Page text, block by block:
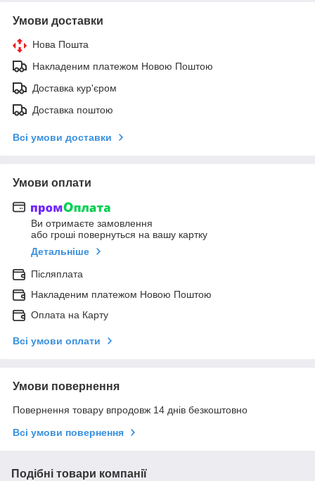
Умови доставки
Нова Пошта
Накладеним платежом Новою Поштою
Доставка кур'єром
Доставка поштою
Всі умови доставки
Умови оплати
Ви отримаєте замовлення
або гроші повернуться на вашу картку
Детальніше
Післяплата
Накладеним платежом Новою Поштою
Оплата на Карту
Всі умови оплати
Умови повернення
Повернення товару впродовж 14 днів безкоштовно
Всі умови повернення
Подібні товари компанії